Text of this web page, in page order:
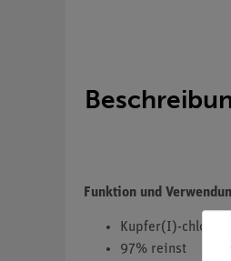
Funktion und
Kupfer(I)-chlorid
97% reinst